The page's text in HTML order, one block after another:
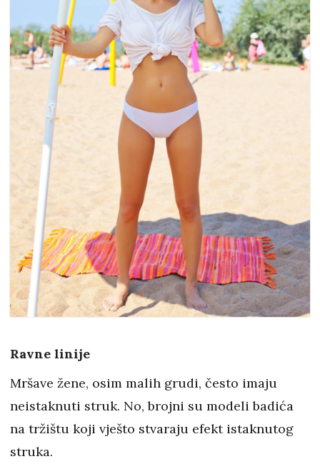
Ravne linije
Mršave žene, osim malih grudi, često imaju
neistaknuti struk. No, brojni su modeli badića
na tržištu koji vješto stvaraju efekt istaknutog
struka.